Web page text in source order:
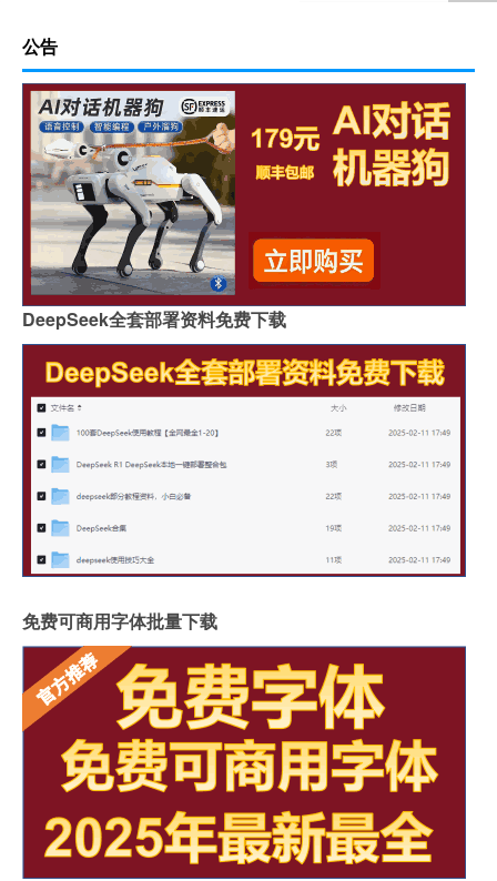
公告
DeepSeek全套部署资料免费下载
免费可商用字体批量下载